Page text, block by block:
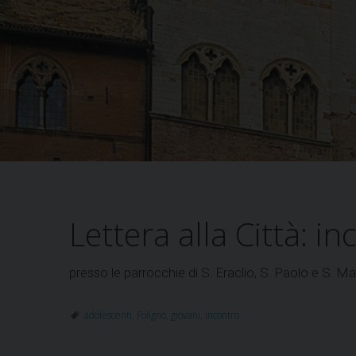
Lettera alla Città:
presso le parrocchie di S. Eraclio, S. Paolo e S.
adolescenti Foligno giovani incontro